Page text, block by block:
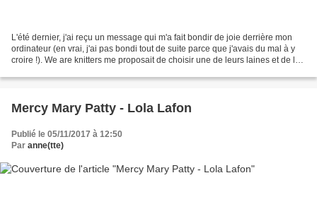
L'été dernier, j'ai reçu un message qui m'a fait bondir de joie derrière mon
ordinateur (en vrai, j'ai pas bondi tout de suite parce que j'avais du mal à y
croire !). We are knitters me proposait de choisir une de leurs laines et de la
Mercy Mary Patty - Lola Lafon
Publié le 05/11/2017 à 12:50
Par anne(tte)